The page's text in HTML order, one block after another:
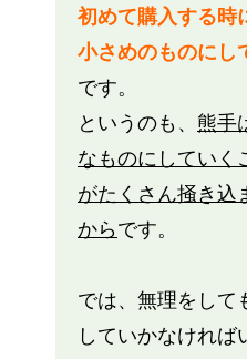
初めて購入する時
小さめのものにし
です。
というのも、 熊手
なものにしていく
がたくさん掻き込
から です。
では、無理をして
していかなければ